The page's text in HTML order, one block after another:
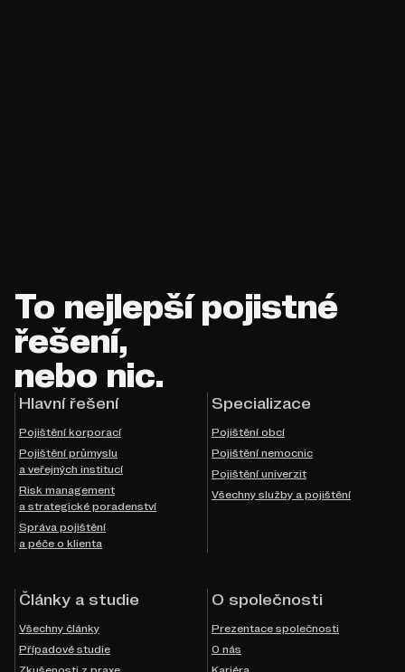
To nejlepší pojistné
řešení,
nebo nic.
Hlavní řešení
Pojištění korporací
Pojištění průmyslu
a veřejných institucí
Risk management
a strategické poradenství
Správa pojištění
a péče o klienta
Specializace
Pojištění obcí
Pojištění nemocnic
Pojištění univerzit
Všechny služby a pojištění
Články a studie
Všechny články
Případové studie
O společnosti
Prezentace společnosti
O nás